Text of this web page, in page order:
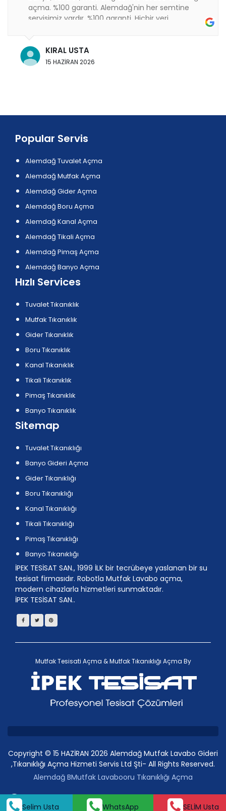
açma. %100 garanti. Alemdağ'nin her semtine
servisimiz vardır. %100 garanti. Hiçbir yeri
KIRAL USTA
15 HAZİRAN 2026
Popular Servis
Alemdağ Tuvalet Açma
Alemdağ Mutfak Açma
Alemdağ Gider Açma
Alemdağ Boru Açma
Alemdağ Kanal Açma
Alemdağ Tikali Açma
Alemdağ Pimaş Açma
Alemdağ Banyo Açma
Hızlı Services
Tuvalet Tıkanıklık
Mutfak Tıkanıklık
Gider Tıkanıklık
Boru Tıkanıklık
Kanal Tıkanıklık
Tikali Tıkanıklık
Pimaş Tıkanıklık
Banyo Tıkanıklık
Sitemap
Tuvalet Tıkanıklığı
Banyo Gideri Açma
Gider Tıkanıklığı
Boru Tıkanıklığı
Kanal Tıkanıklığı
Tikali Tıkanıklığı
Pimaş Tıkanıklığı
Banyo Tıkanıklığı
İPEK TESİSAT SAN., 1999 İLK bir tecrübeye yaslanan bir su
tesisat firmasıdır. Robotla Mutfak Lavabo açma,
modern cihazlarla hizmetleri sunmaktadır.
İPEK TESİSAT SAN..
Mutfak Tesisati Açma &Mutfak Tıkanıklığı Açma By
Copyright © 15 HAZİRAN 2026 Alemdağ Mutfak Lavabo Gideri
,Tıkanıklığı Açma Hizmeti Servis Ltd Şti- All Rights Reserved.
Alemdağ BMutfak Lavabooru Tıkanıklığı Açma
Selim Usta WhatsApp SELİM Usta
Whatsap